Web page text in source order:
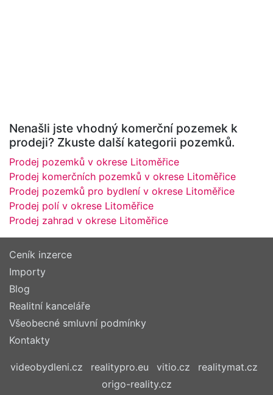
Nenašli jste vhodný komerční pozemek k
prodeji? Zkuste další kategorii pozemků.
Prodej pozemků v okrese Litoměřice
Prodej komerčních pozemků v okrese Litoměřice
Prodej pozemků pro bydlení v okrese Litoměřice
Prodej polí v okrese Litoměřice
Prodej zahrad v okrese Litoměřice
Ceník inzerce
Importy
Blog
Realitní kanceláře
Všeobecné smluvní podmínky
Kontakty
videobydleni.cz realitypro.eu vitio.cz
realitymat.cz
origo-reality.cz